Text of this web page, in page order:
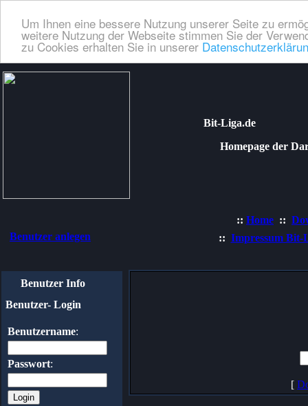
Um Ihnen eine bessere Nutzung unserer Seite zu
weitere Nutzung der Webseite stimmen Sie der
zu Cookies erhalten Sie in unserer
Bit-Liga.de
Homepage der
Benutzer anlegen
:: Home ::
:: Impressum Bit-
Benutzer Info
Benutzer- Login
Benutzername:
Passwort:
[